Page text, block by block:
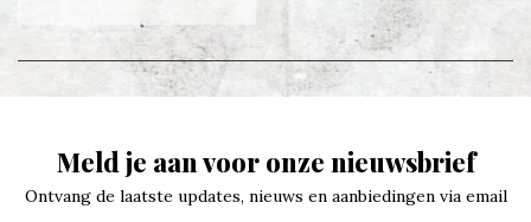
Meld je aan voor onze nieuwsbrief
Ontvang de laatste updates, nieuws en aanbiedingen via email